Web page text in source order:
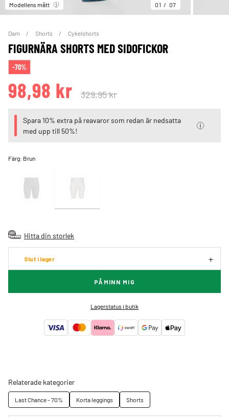
Modellens mått 01 07
Dam Shorts Cykelshorts
FIGURNÄRA SHORTS MED SIDOFICKOR
-70%
98,98 kr 329,95 kr
Spara 10% extra på reavaror som redan är nedsatta
med upp till 50%!
Färg: Brun
Hitta din storlek
Slut i lager
PÅMINN MIG
Lagerstatus i butik
Relaterade kategorier
Last Chance - 70% Korta leggings Shorts